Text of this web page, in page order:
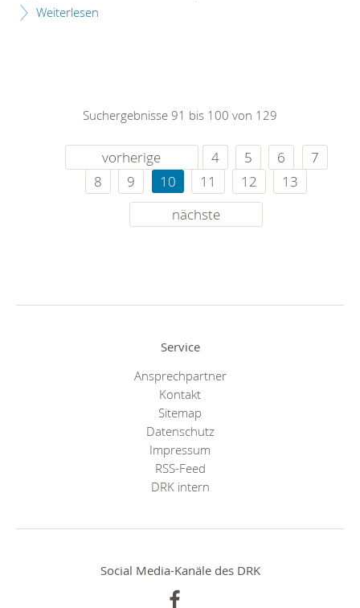
Weiterlesen
Suchergebnisse 91 bis 100 von 129
vorherige 4 5 6
7
8
9 10 11 12
13
nächste
Service
Ansprechpartner
Kontakt
Sitemap
Datenschutz
Impressum
RSS-Feed
DRK intern
Social Media-Kanäle des DRK